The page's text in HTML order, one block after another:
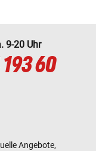
9-20 Uhr
60
Angebote,